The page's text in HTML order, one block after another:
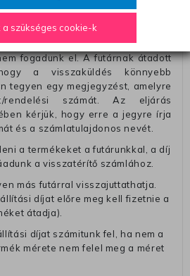
küldjük a futárt, hogy vegye át
vagy más futárral is
küldött csomagot, melyne
fogadunk el. A futárnak átadott
a visszaküldés könnyebb
tegyen egy megjegyzést, amelyre
rendelési számát. Az eljárás
kérjük, hogy erre a jegyre írja
és a számlatulajdonos nevét.
a termékeket a futárunkkal, a díj
a visszatérítő számlához.
más futárral visszajuttathatja.
díjat előre meg kell fizetnie a
átadja).
díjat számitunk fel, ha nem a
mérete nem felel meg a méret
a szükséges cookie-k